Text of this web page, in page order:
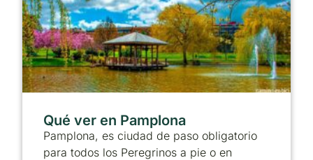
Qué ver en Pamplona
Pamplona, es ciudad de paso obligatorio
para todos los Peregrinos a pie o en